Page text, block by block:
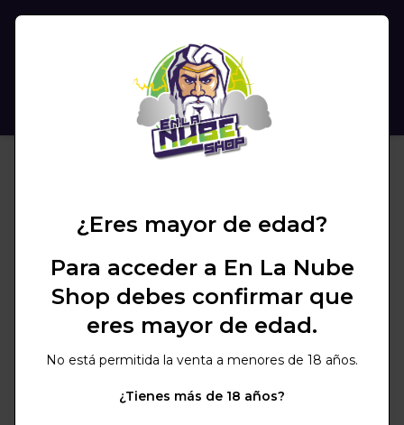
¿Eres mayor de edad?
Para acceder a En La Nube
Shop debes confirmar que
eres mayor de edad.
No está permitida la venta a menores de 18 años.
¿Tienes más de 18 años?